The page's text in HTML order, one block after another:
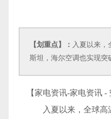
【划重点】： 入夏以来，
斯坦，海尔空调也实现突
【家电资讯-家电资讯 -
入夏以来，全球